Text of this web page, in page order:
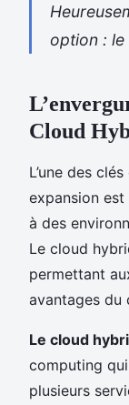
option : le
Cloud
L’une des
expansion est
à des
Le cloud
permettant
avantages du
Le cloud
computing
plusieurs